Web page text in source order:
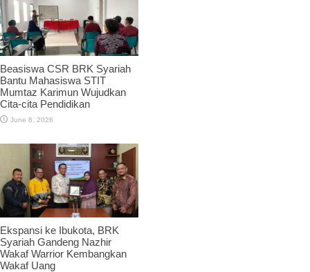
Beasiswa CSR BRK Syariah
Bantu Mahasiswa STIT
Mumtaz Karimun Wujudkan
Cita-cita Pendidikan
June 6, 2026
Ekspansi ke Ibukota, BRK
Syariah Gandeng Nazhir
Wakaf Warrior Kembangkan
Wakaf Uang